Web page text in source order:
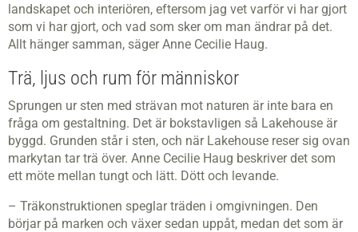
landskapet och interiören, eftersom jag vet varför vi har gjort
som vi har gjort, och vad som sker om man ändrar på det.
Allt hänger samman, säger Anne Cecilie Haug.
Trä, ljus och rum för människor
Sprungen ur sten med strävan mot naturen är inte bara en
fråga om gestaltning. Det är bokstavligen så Lakehouse är
byggd. Grunden står i sten, och när Lakehouse reser sig ovan
markytan tar trä över. Anne Cecilie Haug beskriver det som
ett möte mellan tungt och lätt. Dött och levande.
– Träkonstruktionen speglar träden i omgivningen. Den
börjar på marken och växer sedan uppåt, medan det som är